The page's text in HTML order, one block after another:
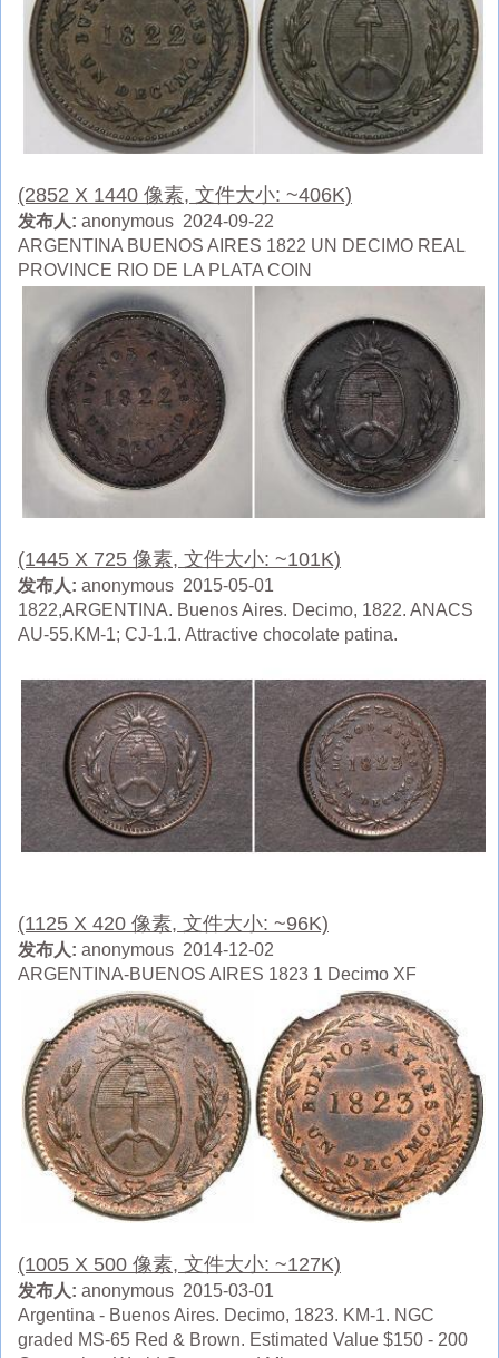
(2852 X 1440 像素, 文件大小: ~406K)
发布人: anonymous 2024-09-22
ARGENTINA BUENOS AIRES 1822 UN DECIMO REAL
PROVINCE RIO DE LA PLATA COIN
(1445 X 725 像素, 文件大小: ~101K)
发布人: anonymous 2015-05-01
1822,ARGENTINA. Buenos Aires. Decimo, 1822. ANACS
AU-55.KM-1; CJ-1.1. Attractive chocolate patina.
(1125 X 420 像素, 文件大小: ~96K)
发布人: anonymous 2014-12-02
ARGENTINA-BUENOS AIRES 1823 1 Decimo XF
(1005 X 500 像素, 文件大小: ~127K)
发布人: anonymous 2015-03-01
Argentina - Buenos Aires. Decimo, 1823. KM-1. NGC
graded MS-65 Red & Brown. Estimated Value $150 - 200